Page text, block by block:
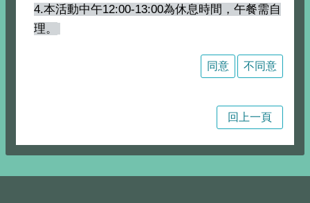
4.本活動中午12:00-13:00為休息時間，午餐需自
理。
同意 不同意
回上一頁